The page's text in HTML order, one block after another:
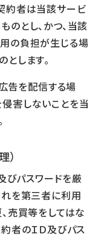
約者は当該サービ
とし、かつ、当該
の負担が生じる場
します。
告を配信する場
害しないことを当
）
びパスワードを厳
れを第三者に利用
売買等をしてはな
者のＩＤ及びパス